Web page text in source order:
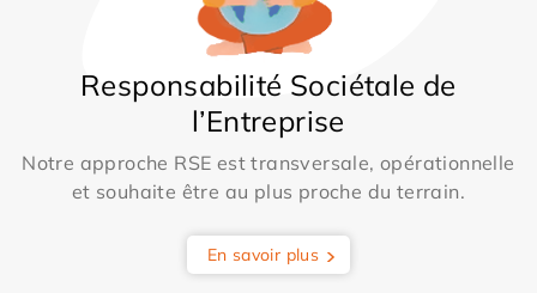
Responsabilité Sociétale de
l’Entreprise
Notre approche RSE est transversale, opérationnelle
et souhaite être au plus proche du terrain.
En savoir plus